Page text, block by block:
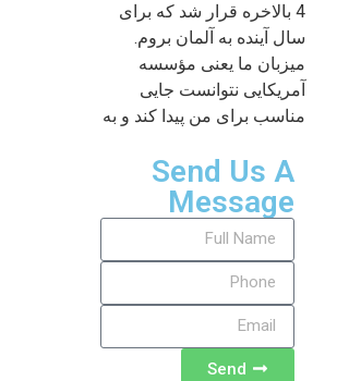
4 بالاخره قرار شد که برای
سال آینده به آلمان بروم.
میزبان ما یعنی مؤسسه
آمریکایی نتوانست جایی
مناسب برای من پیدا کند و به
Send Us A
Message
Send